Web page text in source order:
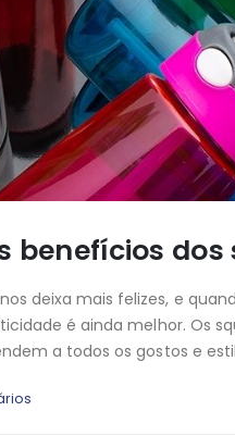
benefícios dos
deixa mais felizes, e
é ainda melhor. Os
a todos os gostos e